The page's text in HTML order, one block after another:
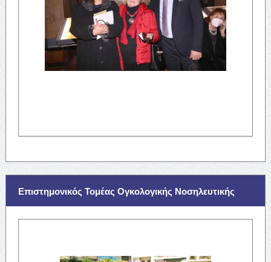
Επιστημονικός Τομέας Ογκολογικής Νοσηλευτικής